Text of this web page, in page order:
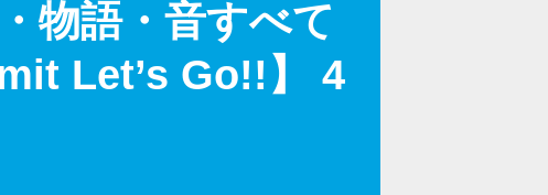
物語・音すべて
Let’s Go!!】 4